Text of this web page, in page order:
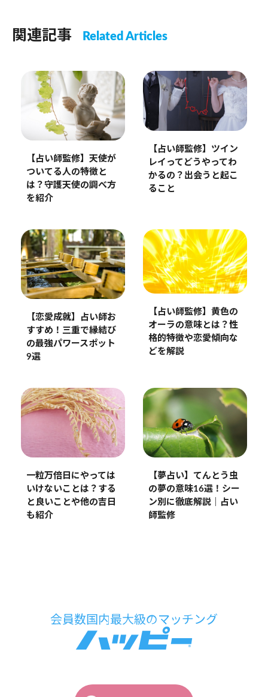
関連記事 Related Articles
【占い師監修】天使が
ついてる人の特徴と
は？守護天使の調べ方
を紹介
【占い師監修】ツイン
レイってどうやってわ
かるの？出会うと起こ
ること
【恋愛成就】占い師お
すすめ！三重で縁結び
の最強パワースポット
9選
【占い師監修】黄色の
オーラの意味とは？性
格的特徴や恋愛傾向な
どを解説
一粒万倍日にやっては
いけないことは？する
と良いことや他の吉日
も紹介
【夢占い】てんとう虫
の夢の意味16選！シー
ン別に徹底解説｜占い
師監修